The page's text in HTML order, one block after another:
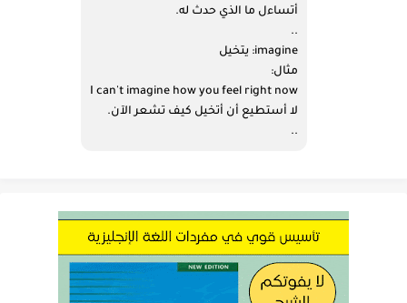
أتساءل ما الذي حدث له.
..
imagine: يتخيل
مثال:
I can't imagine how you feel right now
لا أستطيع أن أتخيل كيف تشعر الآن.
..